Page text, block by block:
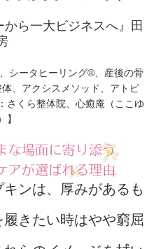
から一大ビジネスへ』田
キンは、厚みがあるも
履きたい時はやや窮屈